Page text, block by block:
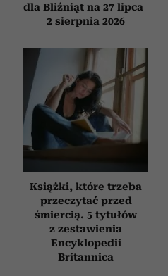
dla Bliźniąt na 27 lipca–
2 sierpnia 2026
Książki, które trzeba
przeczytać przed
śmiercią. 5 tytułów
z zestawienia
Encyklopedii
Britannica